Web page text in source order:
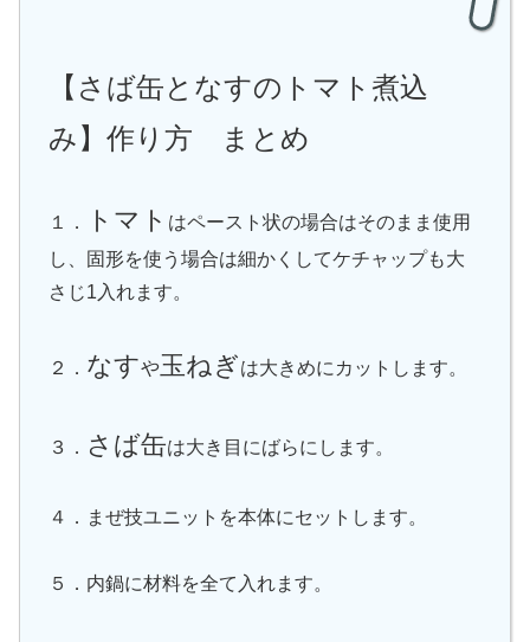
【さば缶となすのトマト煮込
み】作り方 まとめ
１． トマト はペースト状の場合はそのまま使用
し、固形を使う場合は細かくしてケチャップも大
さじ1入れます。
２． なすや玉ねぎは大きめにカットします。
３． さば缶は大き目にばらにします。
４．まぜ技ユニットを本体にセットします。
５．内鍋に材料を全て入れます。